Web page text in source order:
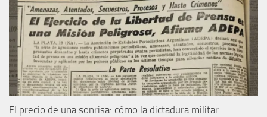
El precio de una sonrisa: cómo la dictadura militar